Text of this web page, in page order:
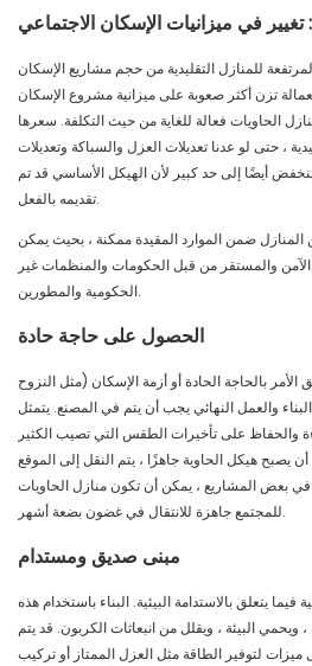
في ميزانيات الإسكان الاجتماعي
للمنازل التقليدية من حجم مشاريع الإسكان
تزن أكثر صعوبة على ميزانية مشروع الإسكان
الحاويات فعالة للغاية من حيث التكلفة. سعرها
، حتى لو عدنا تعديلات العزل والسباكة وتعديلات
تنخفض أيضًا إلى حد كبير لأن الهيكل الأساسي قد تم
تقديمه بالفعل.
المنازل ضمن الموارد المقيدة ممكنة ، بحيث يمكن
الآمن والمستقر من قبل الحكومات والمنظمات غير
الحكومية والمطورين.
الحصول على حاجة حادة
بالحاجة الحادة أو أزمة الإسكان (مثل النزوح
والعمل النهائي يجب أن يتم في المصنع. يتمثل
والحفاظ على تأخيرات الطقس التي تصيب الكثير
أن يصبح هيكل الحاوية جاهزًا ، يتم النقل إلى الموقع
بعض المشاريع ، يمكن أن تكون منازل الحاويات
للمجتمع جاهزة للانتقال في غضون بضعة أشهر.
مبنى صديق ومستدام
يتعلق بالاستدامة البيئية. البناء باستخدام هذه
ويحمي البيئة ، ويقلل من انبعاثات الكربون. قد يتم
لتوفير الطاقة مثل العزل الممتاز أو تركيب